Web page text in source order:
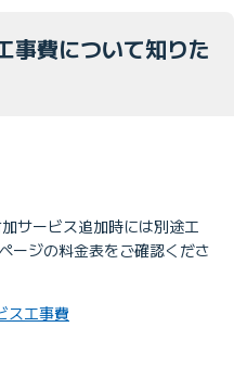
事費について知りた
サービス追加時には別途工
ージの料金表をご確認くださ
ス工事費